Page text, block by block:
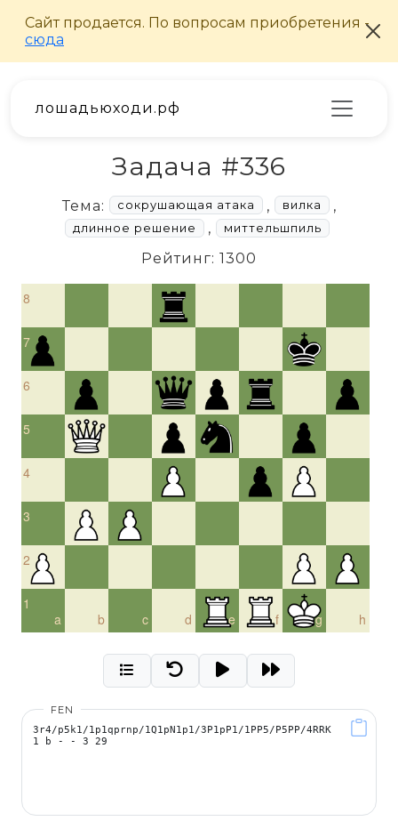
лошадьюходи.рф
Задача #336
Тема: сокрушающая атака , вилка ,
длинное решение , миттельшпиль
Рейтинг: 1300
8
7
6
5
4
3
2
a
1
b
c d e f g h
FEN